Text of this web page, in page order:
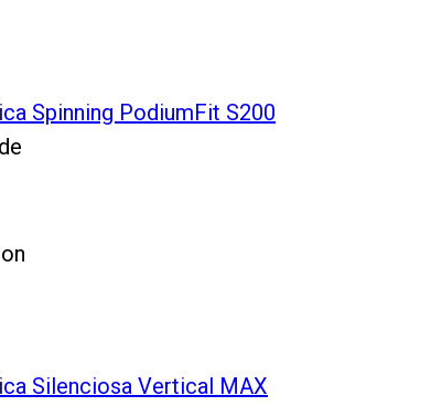
Spinning PodiumFit S200
Silenciosa Vertical MAX